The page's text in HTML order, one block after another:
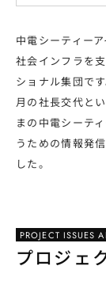
中電シーティー
社会インフラを
ショナル集団で
月の社長交代と
まの中電シーテ
うための情報発
した。
PROJECT ISSUES
プロジェ